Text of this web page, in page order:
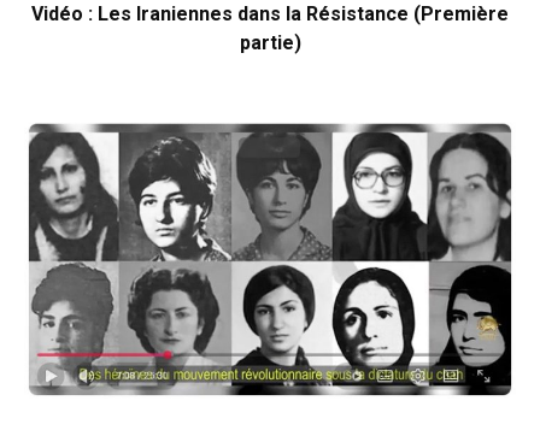
Vidéo : Les Iraniennes dans la Résistance (Première
partie)